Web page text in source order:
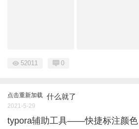
52011 0
点击重新加载 什么就了
2021-5-29
typora辅助工具——快捷标注颜色